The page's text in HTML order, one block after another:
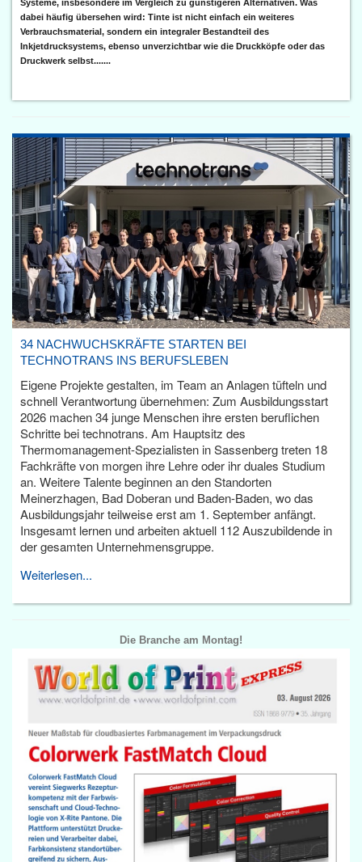
Systeme, insbesondere im Vergleich zu günstigeren Alternativen. Was
dabei häufig übersehen wird: Tinte ist nicht einfach ein weiteres
Verbrauchsmaterial, sondern ein integraler Bestandteil des
Inkjetdrucksystems, ebenso unverzichtbar wie die Druckköpfe oder das
Druckwerk selbst.......
34 NACHWUCHSKRÄFTE STARTEN BEI
TECHNOTRANS INS BERUFSLEBEN
Eigene Projekte gestalten, im Team an Anlagen tüfteln und
schnell Verantwortung übernehmen: Zum Ausbildungsstart
2026 machen 34 junge Menschen ihre ersten beruflichen
Schritte bei technotrans. Am Hauptsitz des
Thermomanagement-Spezialisten in Sassenberg treten 18
Fachkräfte von morgen ihre Lehre oder ihr duales Studium
an. Weitere Talente beginnen an den Standorten
Meinerzhagen, Bad Doberan und Baden-Baden, wo das
Ausbildungsjahr teilweise erst am 1. September anfängt.
Insgesamt lernen und arbeiten aktuell 112 Auszubildende in
der gesamten Unternehmensgruppe.
Weiterlesen...
Die Branche am Montag!